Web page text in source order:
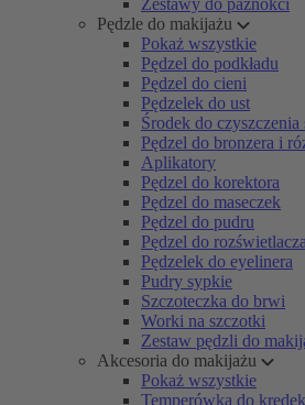
Zestawy do paznokci
Pędzle do makijażu
Pokaż wszystkie
Pędzel do podkładu
Pędzel do cieni
Pędzelek do ust
Środek do czyszczenia
Pędzel do bronzera i
Aplikatory
Pędzel do korektora
Pędzel do maseczek
Pędzel do pudru
Pędzel do rozświetlacza
Pędzelek do eyelinera
Pudry sypkie
Szczoteczka do brwi
Worki na szczotki
Zestaw pędzli do
Akcesoria do makijażu
Pokaż wszystkie
Temperówka do